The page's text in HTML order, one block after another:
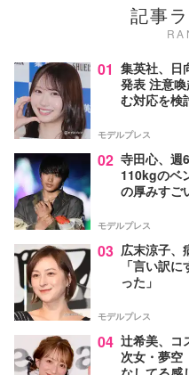
記事
01 集英社、日
発表 注意
む対応を検
モデルプレス
02 寺田心、
110kgのベ
の厚みすご
モデルプレス
03 広末涼子、
「言い訳
った」
モデルプレス
04 辻希美、コ
次女・夢空